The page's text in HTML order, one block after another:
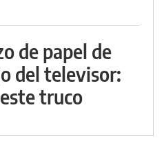
de papel de
del televisor:
truco